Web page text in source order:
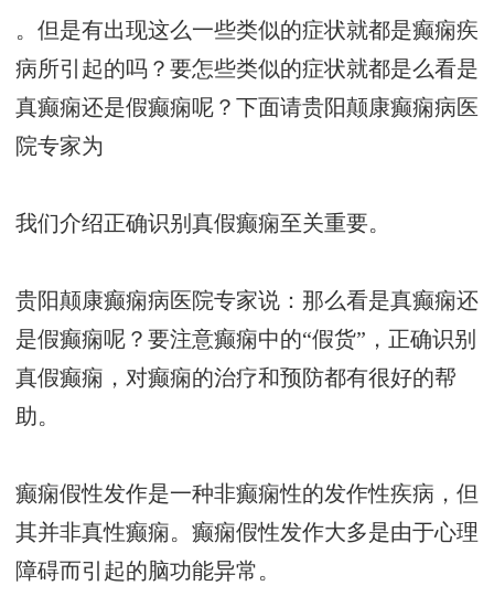
。但是有出现这么一些类似的症状就都是癫痫疾
病所引起的吗？要怎些类似的症状就都是么看是
真癫痫还是假癫痫呢？下面请贵阳颠康癫痫病医
院专家为
我们介绍正确识别真假癫痫至关重要。
贵阳颠康癫痫病医院专家说：那么看是真癫痫还
是假癫痫呢？要注意癫痫中的“假货”，正确识别
真假癫痫，对癫痫的治疗和预防都有很好的帮
助。
癫痫假性发作是一种非癫痫性的发作性疾病，但
其并非真性癫痫。癫痫假性发作大多是由于心理
障碍而引起的脑功能异常。